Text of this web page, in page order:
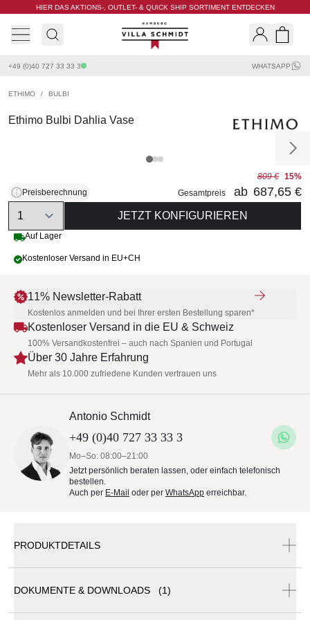
HIER DAS AKTIONS-, OUTLET- & QUICK SHIP SORTIMENT ENTDECKEN
Villa Schmidt
+49 (0)40 727 33 33 3 WHATSAPP
ETHIMO / BULBI
Ethimo Bulbi Dahlia Vase
Preisberechnung
809 € 15%
Gesamtpreis
ab 687,65 €
Quantity
JETZT KONFIGURIEREN
Auf Lager
Kostenloser Versand in EU+CH
11% Newsletter-Rabatt
Kostenlos anmelden und bei Ihrer ersten Bestellung sparen*
Kostenloser Versand in die EU & Schweiz
100% Versandkostenfrei – auch nach Spanien und Portugal
Über 30 Jahre Erfahrung
Mehr als 10.000 zufriedene Kunden vertrauen uns
Antonio Schmidt
+49 (0)40 727 33 33 3
Mo–So: 08:00–21:00
Jetzt persönlich beraten lassen, oder einfach telefonisch
bestellen.
Auch per E-Mail oder per WhatsApp erreichbar.
PRODUKTDETAILS
DOKUMENTE & DOWNLOADS (1)